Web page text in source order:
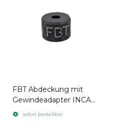
FBT Abdeckung mit
Gewindeadapter INCA
ONE 25
sofort bestellbar